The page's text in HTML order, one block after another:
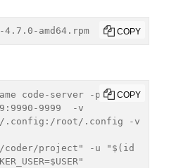
amd64.rpm COPY
code-server -p
9999  -v
.config:/root/.config -v
coder/project" -u "$(id
COPY